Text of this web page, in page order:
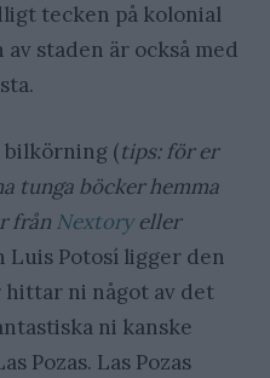
tecken på kolonial
staden är också med
bilkörning (tips: för er
tunga böcker hemma
från Nextoryeller
Luis Potosí ligger den
ni något av det
ni kanske
Pozas. Las Pozas